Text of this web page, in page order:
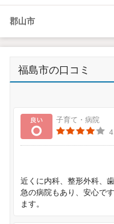
郡山市
福島市の口コミ
良い
子育て・病院
近くに内科、整形外科、
急の病院もあり、安心で
ます。